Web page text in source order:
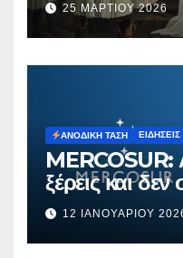
25 ΜΑΡΤΊΟΥ 2026
ΑΝΟΔΙΚΉ ΤΆΣΗ ΕΙΔΉΣΕΙΣ
MERCOSUR:
ξέρεις και δεν
12 ΙΑΝΟΥΑΡΊΟΥ